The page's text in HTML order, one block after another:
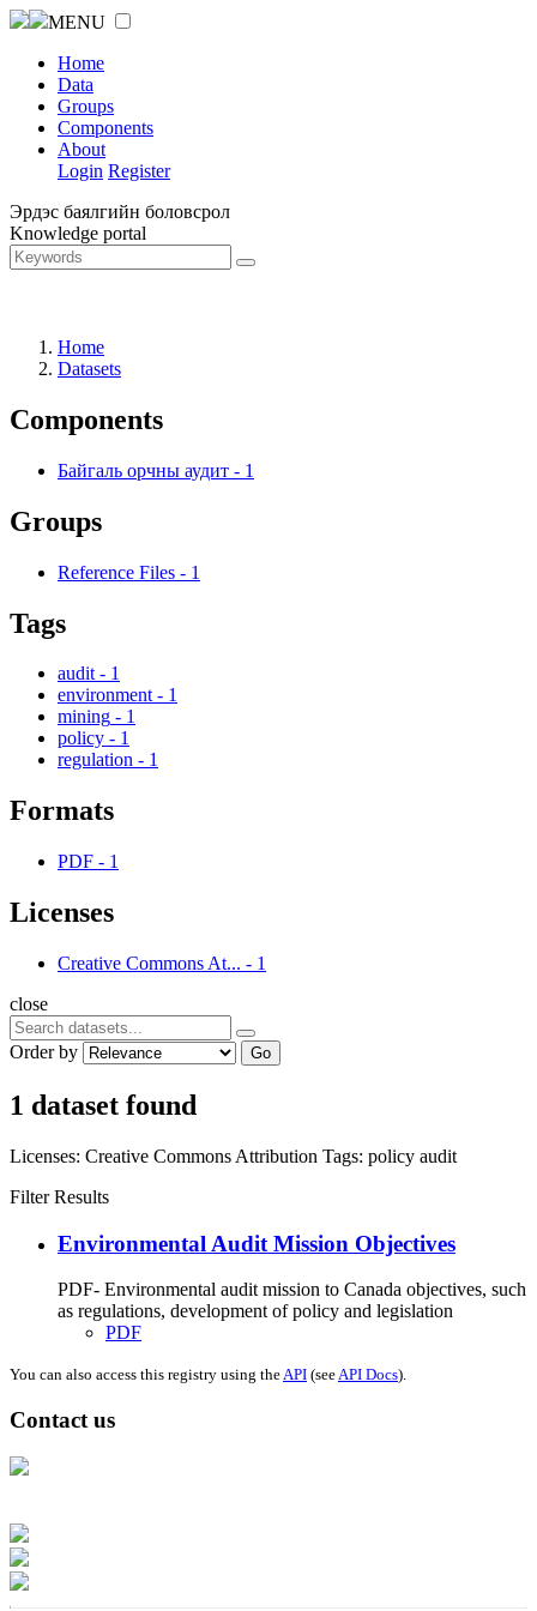
MENU
Home
Data
Groups
Components
About
Login Register
Эрдэс баялгийн боловсрол
Knowledge portal
Home
Datasets
Components
Байгаль орчны аудит - 1
Groups
Reference Files - 1
Tags
audit - 1
environment - 1
mining - 1
policy - 1
regulation - 1
Formats
PDF - 1
Licenses
Creative Commons At... - 1
close
Order by Go
1 dataset found
Licenses: Creative Commons Attribution Tags: policy audit
Filter Results
Environmental Audit Mission Objectives
PDF- Environmental audit mission to Canada objectives, such
as regulations, development of policy and legislation
PDF
You can also access this registry using theAPI (seeAPI Docs).
Contact us